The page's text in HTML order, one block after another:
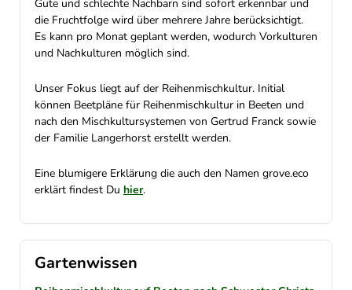
Gute und schlechte Nachbarn sind sofort erkennbar und
die Fruchtfolge wird über mehrere Jahre berücksichtigt.
Es kann pro Monat geplant werden, wodurch Vorkulturen
und Nachkulturen möglich sind.
Unser Fokus liegt auf der Reihenmischkultur. Initial
können Beetpläne für Reihenmischkultur in Beeten und
nach den Mischkultursystemen von Gertrud Franck sowie
der Familie Langerhorst erstellt werden.
Eine blumigere Erklärung die auch den Namen grove.eco
erklärt findest Du hier.
Gartenwissen